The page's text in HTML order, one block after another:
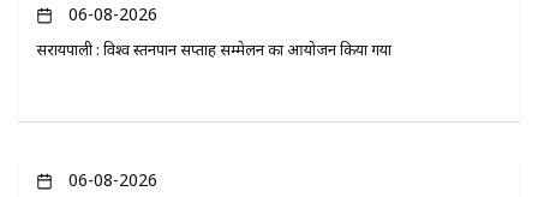
06-08-2026
सरायपाली : विश्व स्तनपान सप्ताह सम्मेलन का आयोजन किया गया
06-08-2026